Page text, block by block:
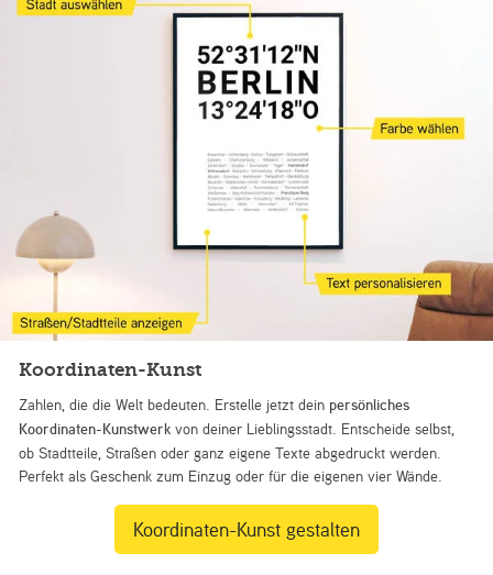
Koordinaten-Kunst
Zahlen, die die Welt bedeuten. Erstelle jetzt dein persönliches
Koordinaten-Kunstwerk von deiner Lieblingsstadt. Entscheide selbst,
ob Stadtteile, Straßen oder ganz eigene Texte abgedruckt werden.
Perfekt als Geschenk zum Einzug oder für die eigenen vier Wände.
Koordinaten-Kunst gestalten